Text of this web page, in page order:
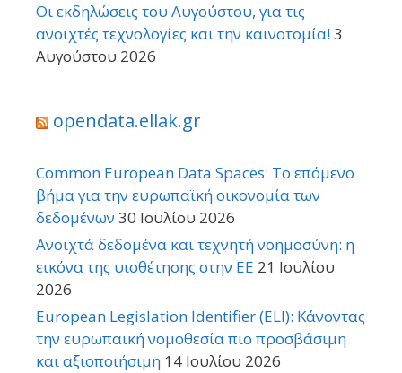
Οι εκδηλώσεις του Αυγούστου, για τις
ανοιχτές τεχνολογίες και την καινοτομία!3
Αυγούστου 2026
opendata.ellak.gr
Common European Data Spaces: Το επόμενο
βήμα για την ευρωπαϊκή οικονομία των
δεδομένων 30 Ιουλίου 2026
Ανοιχτά δεδομένα και τεχνητή νοημοσύνη: η
εικόνα της υιοθέτησης στην ΕΕ 21 Ιουλίου
2026
European Legislation Identifier (ELI): Κάνοντας
την ευρωπαϊκή νομοθεσία πιο προσβάσιμη
και αξιοποιήσιμη 14 Ιουλίου 2026